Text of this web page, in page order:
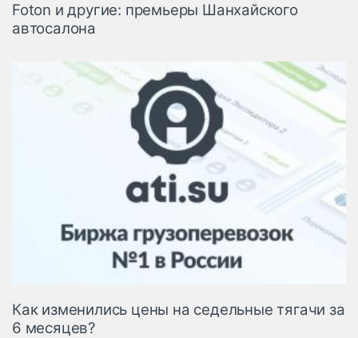
Foton и другие: премьеры Шанхайского
автосалона
Как изменились цены на седельные тягачи за
6 месяцев?